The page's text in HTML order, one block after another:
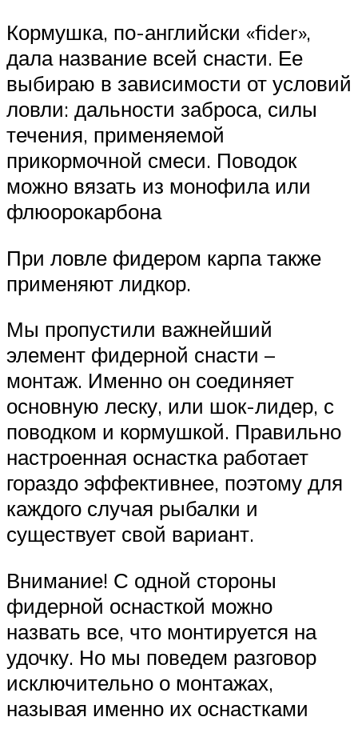
Кормушка, по-английски «fider»,
дала название всей снасти. Ее
выбираю в зависимости от условий
ловли: дальности заброса, силы
течения, применяемой
прикормочной смеси. Поводок
можно вязать из монофила или
флюорокарбона
При ловле фидером карпа также
применяют лидкор.
Мы пропустили важнейший
элемент фидерной снасти –
монтаж. Именно он соединяет
основную леску, или шок-лидер, с
поводком и кормушкой. Правильно
настроенная оснастка работает
гораздо эффективнее, поэтому для
каждого случая рыбалки и
существует свой вариант.
Внимание! С одной стороны
фидерной оснасткой можно
назвать все, что монтируется на
удочку. Но мы поведем разговор
исключительно о монтажах,
называя именно их оснастками